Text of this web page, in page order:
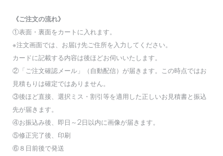
《ご注文の流れ》
①表面・裏面をカートに入れます。
※注文画面では、お届け先ご住所を入力してください。
カードに記載する内容は後ほどお伺いいたします。
②「ご注文確認メール」（自動配信）が届きます。この時点ではお
見積もりは確定ではありません。
③後ほど直接、選択ミス・割引等を適用した正しいお見積書と振込
先が届きます。
④お振込み後、即日～2日以内に画像が届きます。
⑤修正完了後、印刷
⑥８日前後で発送